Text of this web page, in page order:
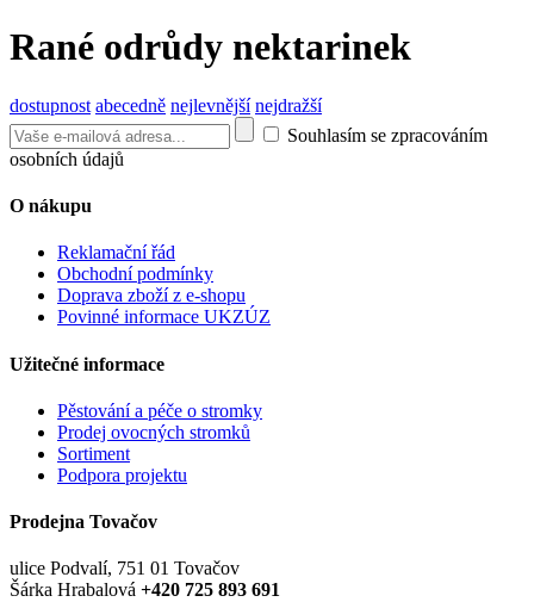
Rané odrůdy nektarinek
dostupnost abecedně nejlevnější nejdražší
Souhlasím se zpracováním
osobních údajů
O nákupu
Reklamační řád
Obchodní podmínky
Doprava zboží z e-shopu
Povinné informace UKZÚZ
Užitečné informace
Pěstování a péče o stromky
Prodej ovocných stromků
Sortiment
Podpora projektu
Prodejna Tovačov
ulice Podvalí, 751 01 Tovačov
Šárka Hrabalová +420 725 893 691